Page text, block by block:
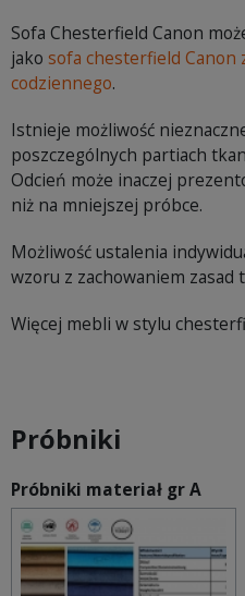
Sofa Chesterfield Canon
jako sofa chesterfield Canon
codziennego.
Istnieje możliwość
poszczególnych partiach
Odcień może inaczej
niż na mniejszej próbce.
Możliwość ustalenia
wzoru z zachowaniem zasad
Więcej mebli w stylu
Próbniki
Próbniki materiał gr A